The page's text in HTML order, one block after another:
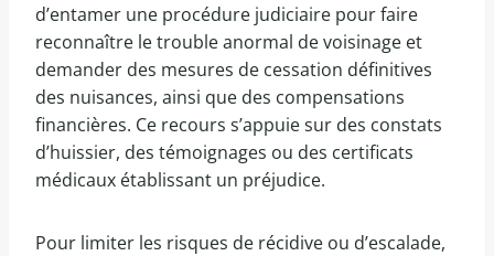
d’entamer une procédure judiciaire pour faire
reconnaître le trouble anormal de voisinage et
demander des mesures de cessation définitives
des nuisances, ainsi que des compensations
financières. Ce recours s’appuie sur des constats
d’huissier, des témoignages ou des certificats
médicaux établissant un préjudice.
Pour limiter les risques de récidive ou d’escalade,